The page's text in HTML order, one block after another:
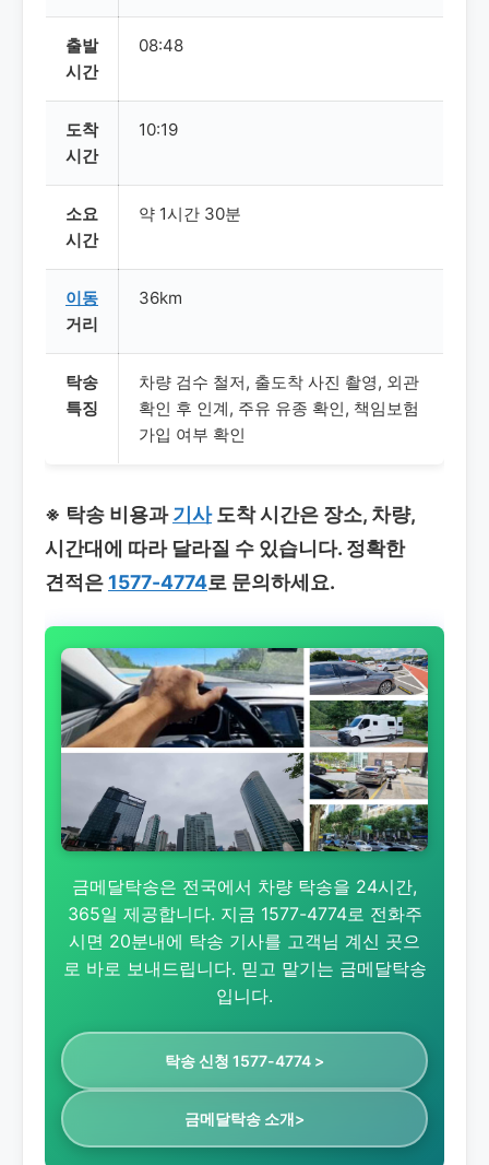
출발
시간
08:48
도착
시간
10:19
소요
시간
약 1시간 30분
이동
거리
36km
탁송
특징
차량 검수 철저, 출도착 사진 촬영, 외관
확인 후 인계, 주유 유종 확인, 책임보험
가입 여부 확인
※ 탁송 비용과기사도착 시간은 장소, 차량,
시간대에 따라 달라질 수 있습니다. 정확한
견적은1577-4774로 문의하세요.
금메달탁송은 전국에서 차량 탁송을 24시간,
365일 제공합니다. 지금 1577-4774로 전화주
시면 20분내에 탁송 기사를 고객님 계신 곳으
로 바로 보내드립니다. 믿고 맡기는 금메달탁송
입니다.
탁송 신청 1577-4774 >
금메달탁송 소개>